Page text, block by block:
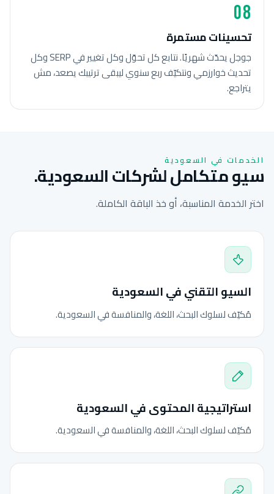
08
تحسينات مستمرة
جوجل يحدّث شهريًا. نتابع كل تحوّل وكل تغيير في SERP وكل
تحديث خوارزمي ونتكيّف ربع سنوي ليبقى ترتيبك يصعد، مش
يتراجع.
الخدمات في السعودية
سيو متكامل لشركات السعودية.
اختر الخدمة المناسبة، أو خذ الباقة الكاملة.
السيو التقني في السعودية
مُكيّف لسلوك البحث، اللغة، والمنافسة في السعودية.
استراتيجية المحتوى في السعودية
مُكيّف لسلوك البحث، اللغة، والمنافسة في السعودية.